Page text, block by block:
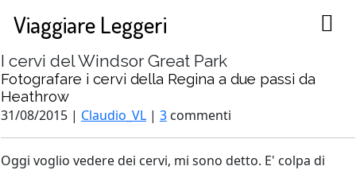
Viaggiare Leggeri
I cervi del Windsor Great Park
Fotografare i cervi della Regina a due passi da
Heathrow
31/08/2015 | Claudio_VL | 3 commenti
Oggi voglio vedere dei cervi, mi sono detto. E' colpa di